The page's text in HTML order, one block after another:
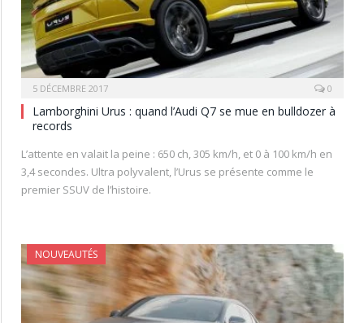
5 DÉCEMBRE 2017 0
Lamborghini Urus : quand l’Audi Q7 se mue en bulldozer à
records
L’attente en valait la peine : 650 ch, 305 km/h, et 0 à 100 km/h en
3,4 secondes. Ultra polyvalent, l’Urus se présente comme le
premier SSUV de l’histoire.
NOUVEAUTÉS